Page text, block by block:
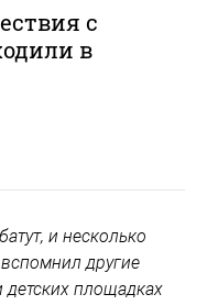
с
в
и несколько
другие
детских площадках